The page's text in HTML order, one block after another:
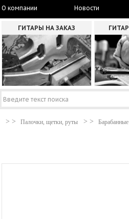
О компании Новости
ГИТАРЫ НА ЗАКАЗ
Палочки, щетки, руты